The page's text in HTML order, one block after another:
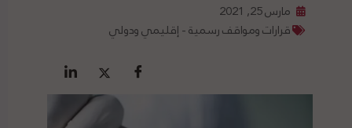
مارس 25, 2021
قرارات ومواقف رسمية - إقليمي ودولي